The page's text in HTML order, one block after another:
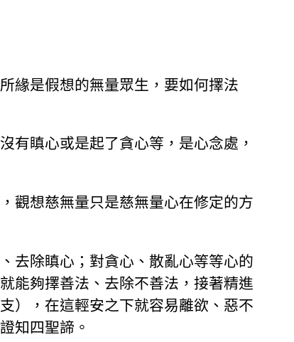
緣是假想的無量眾生，要如何擇法
有瞋心或是起了貪心等，是心念處，
觀想慈無量只是慈無量心在修定的方
去除瞋心；對貪心、散亂心等等心的
能夠擇善法、去除不善法，接著精進
），在這輕安之下就容易離欲、惡不
知四聖諦。